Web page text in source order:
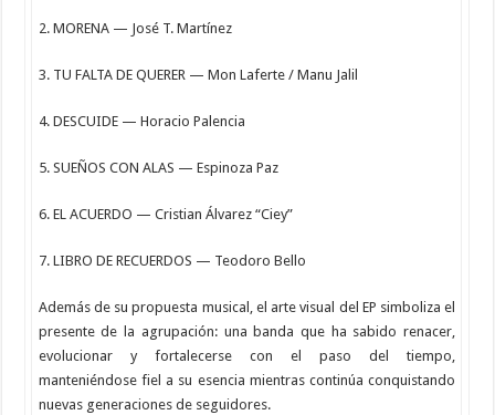
2. MORENA — José T. Martínez
3. TU FALTA DE QUERER — Mon Laferte / Manu Jalil
4. DESCUIDE — Horacio Palencia
5. SUEÑOS CON ALAS — Espinoza Paz
6. EL ACUERDO — Cristian Álvarez “Ciey”
7. LIBRO DE RECUERDOS — Teodoro Bello
Además de su propuesta musical, el arte visual del EP simboliza el
presente de la agrupación: una banda que ha sabido renacer,
evolucionar y fortalecerse con el paso del tiempo,
manteniéndose fiel a su esencia mientras continúa conquistando
nuevas generaciones de seguidores.